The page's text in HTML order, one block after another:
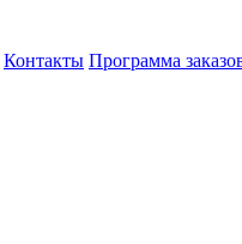
Контакты Программа